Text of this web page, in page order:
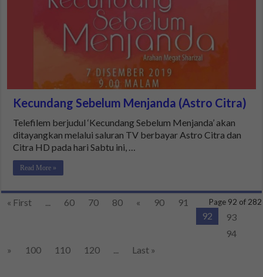
Kecundang Sebelum Menjanda (Astro Citra)
Telefilem berjudul ‘Kecundang Sebelum Menjanda’ akan
ditayangkan melalui saluran TV berbayar Astro Citra dan
Citra HD pada hari Sabtu ini, …
Read More »
Page 92 of 282
« First ... 60 70 80 « 90
91
92
93
94
»
100 110 120 ... Last »